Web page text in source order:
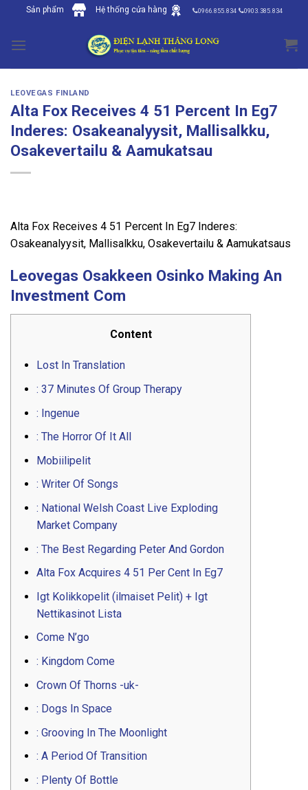
content
Sản phẩm Hệ thống cửa hàng 0966.855.834 0903.385.834
LEOVEGAS FINLAND
Alta Fox Receives 4 51 Percent In Eg7
Inderes: Osakeanalyysit, Mallisalkku,
Osakevertailu & Aamukatsau
Alta Fox Receives 4 51 Percent In Eg7 Inderes:
Osakeanalyysit, Mallisalkku, Osakevertailu & Aamukatsaus
Leovegas Osakkeen Osinko Making An
Investment Com
Content
Lost In Translation
: 37 Minutes Of Group Therapy
: Ingenue
: The Horror Of It All
Mobiilipelit
: Writer Of Songs
: National Welsh Coast Live Exploding
Market Company
: The Best Regarding Peter And Gordon
Alta Fox Acquires 4 51 Per Cent In Eg7
Igt Kolikkopelit (ilmaiset Pelit) + Igt
Nettikasinot Lista
Come N’go
: Kingdom Come
Crown Of Thorns -uk-
: Dogs In Space
: Grooving In The Moonlight
: A Period Of Transition
: Plenty Of Bottle